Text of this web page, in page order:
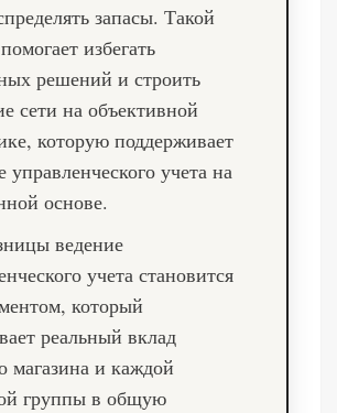
запасы. Такой
избегать
решений и строить
сети на объективной
которую поддерживает
управленческого учета на
основе.
ведение
учета становится
который
реальный вклад
магазина и каждой
группы в общую